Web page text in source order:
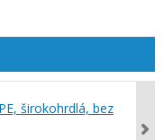
širokohrdlá, bez